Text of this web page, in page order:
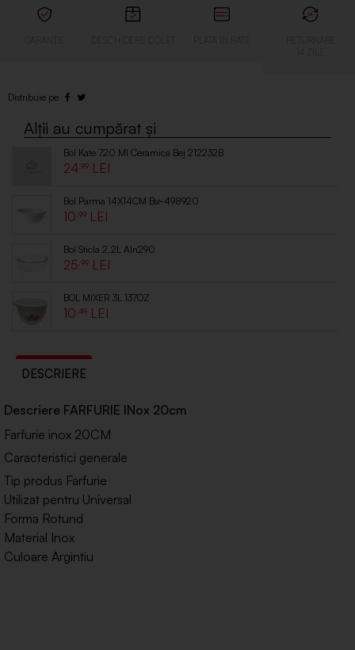
Bol Kate 720 Ml Ceramica Bej 212232B
24 .99
Bol Parma 14X14CM Bsr-498920
10 .99
Bol Sticla 2.2L Aln290
25 .99
BOL MIXER 3L 137OZ
10 .49
DESCRIERE
Descriere FARFURIE INox 20cm
Farfurie inox 20CM
Caracteristici generale
Tip produs Farfurie
Utilizat pentru Universal
Forma Rotund
Material Inox
Culoare Argintiu